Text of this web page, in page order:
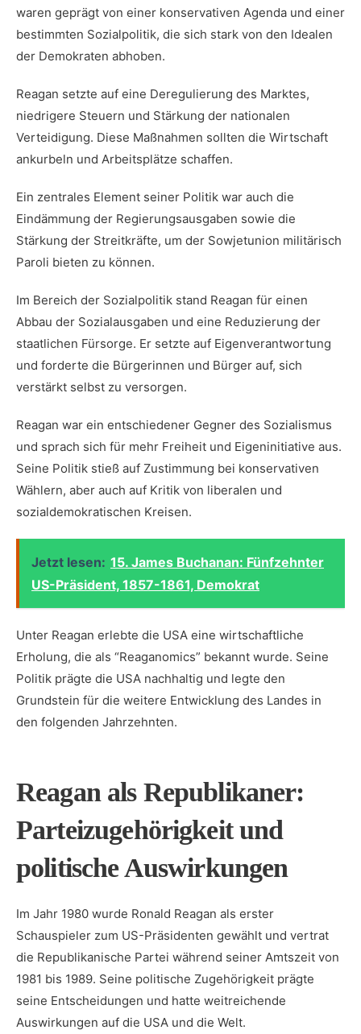
waren ​geprägt von einer konservativen Agenda und einer
bestimmten Sozialpolitik, die sich stark von den Idealen
⁣der Demokraten abhoben.
Reagan setzte auf⁤ eine Deregulierung des Marktes,
niedrigere​ Steuern und ‌Stärkung der nationalen
Verteidigung. Diese Maßnahmen sollten die Wirtschaft
ankurbeln‍ und Arbeitsplätze schaffen.
Ein zentrales Element seiner‍ Politik ⁢war auch die
Eindämmung der Regierungsausgaben sowie⁣ die
Stärkung der Streitkräfte, um der Sowjetunion militärisch
Paroli bieten zu ⁣können.
Im Bereich der Sozialpolitik stand Reagan für einen
Abbau​ der Sozialausgaben und eine Reduzierung der
staatlichen Fürsorge. Er ‌setzte auf Eigenverantwortung⁤
und forderte die​ Bürgerinnen und⁣ Bürger auf, sich
verstärkt selbst⁤ zu versorgen.
Reagan war ein⁢ entschiedener⁣ Gegner des Sozialismus‌
und​ sprach sich für mehr Freiheit und Eigeninitiative aus.
Seine Politik stieß auf Zustimmung bei ⁣konservativen
Wählern,⁣ aber auch auf Kritik von liberalen und
sozialdemokratischen Kreisen.
Jetzt lesen: 15. James Buchanan: Fünfzehnter
US-Präsident, 1857-1861, Demokrat
Unter Reagan erlebte die USA eine wirtschaftliche
Erholung, die als “Reaganomics” bekannt wurde. Seine
Politik ‍prägte die USA nachhaltig und ‌legte den
Grundstein⁣ für die ⁢weitere Entwicklung ‌des Landes in
den folgenden Jahrzehnten.
Reagan ​als Republikaner:
Parteizugehörigkeit und
politische Auswirkungen
Im Jahr 1980 wurde Ronald Reagan als‌ erster
Schauspieler zum US-Präsidenten gewählt und vertrat
die Republikanische Partei während seiner Amtszeit‌ von
1981 bis 1989. Seine politische Zugehörigkeit prägte
seine Entscheidungen und hatte weitreichende
Auswirkungen auf‌ die USA und die Welt.